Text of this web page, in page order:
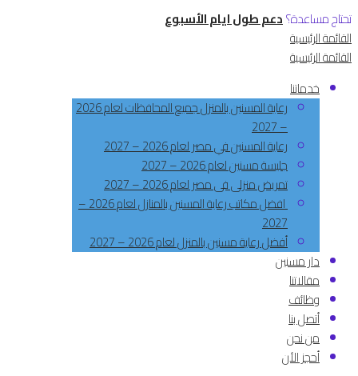
تحتاج مساعدة؟دعم طول ايام الأسبوع
القائمة الرئيسية
القائمة الرئيسية
خدماتنا
رعاية المسنين بالمنزل جميع المحافظات لعام 2026
– 2027
رعاية المسنين في مصر لعام 2026 – 2027
جليسة مسنين لعام 2026 – 2027
تمريض منزلى فى مصر لعام 2026 – 2027
افضل مكاتب رعاية المسنين بالمنازل لعام 2026 –
2027
أفضل رعاية مسنين بالمنزل لعام 2026 – 2027
دار مسنين
مقالاتنا
وظائف
أتصل بنا
من نحن
أحجز الأن